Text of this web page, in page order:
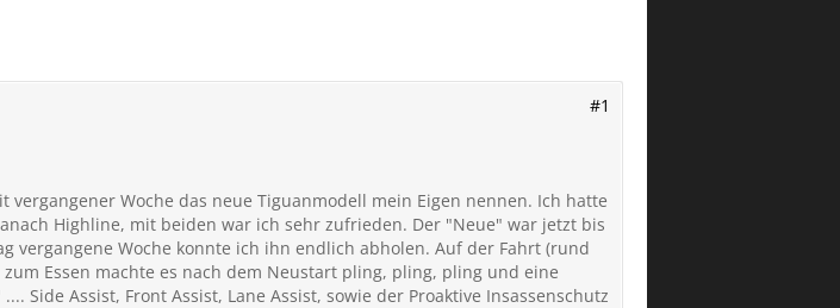
#1
Woche das neue Tiguanmodell mein Eigen nennen. Ich hatte
Highline, mit beiden war ich sehr zufrieden. Der "Neue" war jetzt bis
vergangene Woche konnte ich ihn endlich abholen. Auf der Fahrt (rund
Essen machte es nach dem Neustart pling, pling, pling und eine
Side Assist, Front Assist, Lane Assist, sowie der Proaktive Insassenschutz